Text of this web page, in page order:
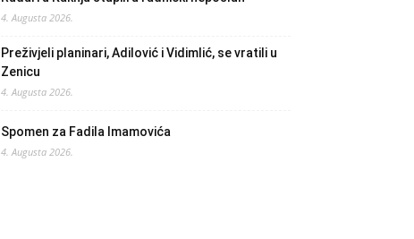
4. Augusta 2026.
Preživjeli planinari, Adilović i Vidimlić, se vratili u
Zenicu
4. Augusta 2026.
Spomen za Fadila Imamovića
4. Augusta 2026.